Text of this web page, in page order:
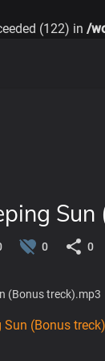
(122) in /
0 0
(Bonus treck).mp3
Sun (Bonus